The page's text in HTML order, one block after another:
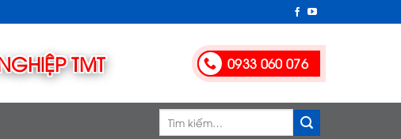
0933 060 076
Tìm
kiếm: